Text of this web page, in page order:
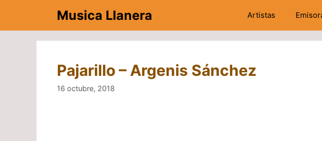
contenido
Musica Llanera Artistas
Pajarillo – Argenis Sánchez
16 octubre, 2018